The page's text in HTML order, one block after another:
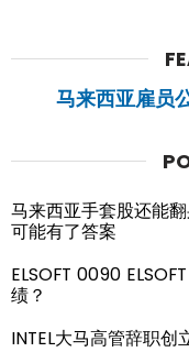
马来西亚雇员
马来西亚手套股还能
可能有了答案
ELSOFT 0090
绩？
INTEL大马高管辞职